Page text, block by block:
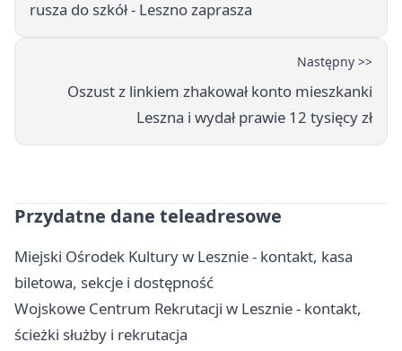
rusza do szkół - Leszno zaprasza
Następny >>
Oszust z linkiem zhakował konto mieszkanki
Leszna i wydał prawie 12 tysięcy zł
Przydatne dane teleadresowe
Miejski Ośrodek Kultury w Lesznie - kontakt, kasa
biletowa, sekcje i dostępność
Wojskowe Centrum Rekrutacji w Lesznie - kontakt,
ścieżki służby i rekrutacja